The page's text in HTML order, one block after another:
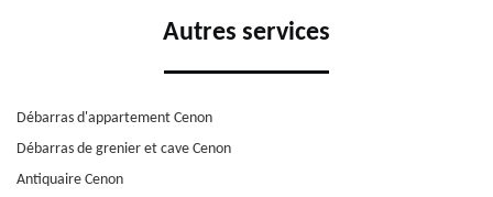
Autres services
Débarras d'appartement Cenon
Débarras de grenier et cave Cenon
Antiquaire Cenon